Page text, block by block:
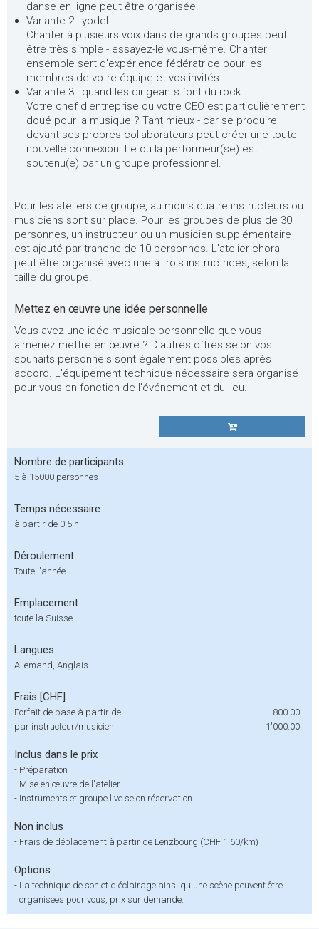
danse en ligne peut être organisée.
Variante 2 : yodel
Chanter à plusieurs voix dans de grands groupes peut
être très simple - essayez-le vous-même. Chanter
ensemble sert d'expérience fédératrice pour les
membres de votre équipe et vos invités.
Variante 3 : quand les dirigeants font du rock
Votre chef d'entreprise ou votre CEO est particulièrement
doué pour la musique ? Tant mieux - car se produire
devant ses propres collaborateurs peut créer une toute
nouvelle connexion. Le ou la performeur(se) est
soutenu(e) par un groupe professionnel.
Pour les ateliers de groupe, au moins quatre instructeurs ou
musiciens sont sur place. Pour les groupes de plus de 30
personnes, un instructeur ou un musicien supplémentaire
est ajouté par tranche de 10 personnes. L'atelier choral
peut être organisé avec une à trois instructrices, selon la
taille du groupe.
Mettez en œuvre une idée personnelle
Vous avez une idée musicale personnelle que vous
aimeriez mettre en œuvre ? D'autres offres selon vos
souhaits personnels sont également possibles après
accord. L'équipement technique nécessaire sera organisé
pour vous en fonction de l'événement et du lieu.
Nombre de participants
5 à 15000 personnes
Temps nécessaire
à partir de 0.5 h
Déroulement
Toute l'année
Emplacement
toute la Suisse
Langues
Allemand, Anglais
Frais [CHF]
Forfait de base à partir de
800.00
par instructeur/musicien
1'000.00
Inclus dans le prix
- Préparation
- Mise en œuvre de l'atelier
- Instruments et groupe live selon réservation
Non inclus
- Frais de déplacement à partir de Lenzbourg (CHF 1.60/km)
Options
- La technique de son et d'éclairage ainsi qu'une scène peuvent être
organisées pour vous, prix sur demande.